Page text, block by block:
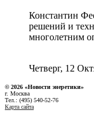
Константин
решений и
многолетним
Четверг, 12
© 2026 «Новости энеретики»
г. Москва
Тел.: (495) 540-52-76
Карта сайта